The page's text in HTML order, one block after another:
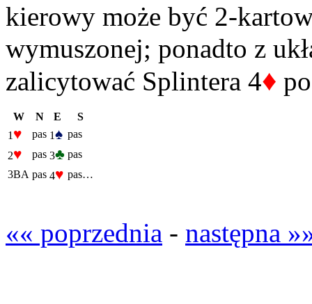
kierowy może być 2-
wymuszonej; ponadto z
zalicytować Splintera 4♦
W N E
S
1 ♥ pas 1♠ pas
2♥ pas 3♣ pas
3BA pas 4♥ pas…
«« poprzednia - następna